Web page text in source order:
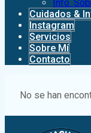
Info.
Cuidados &
Instagram
Servicios
Sobre Mí
Contacto
No se han